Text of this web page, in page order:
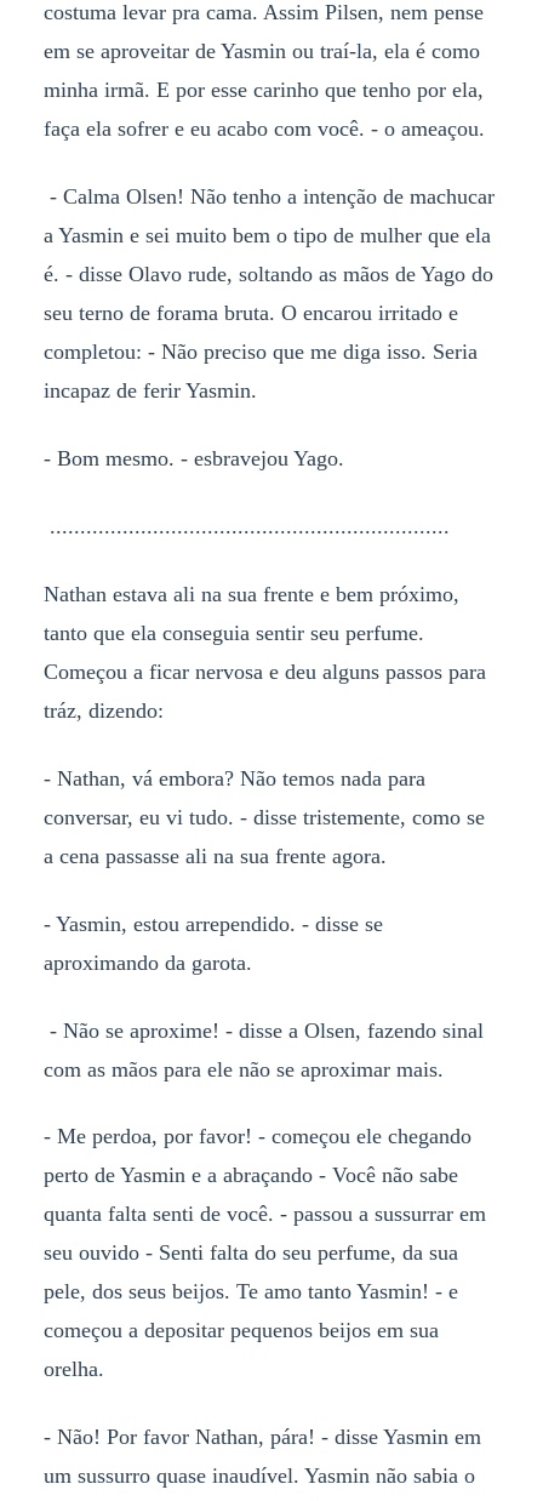
costuma levar pra cama. Assim Pilsen, nem pense
em se aproveitar de Yasmin ou traí-la, ela é como
minha irmã. E por esse carinho que tenho por ela,
faça ela sofrer e eu acabo com você. - o ameaçou.
- Calma Olsen! Não tenho a intenção de machucar
a Yasmin e sei muito bem o tipo de mulher que ela
é. - disse Olavo rude, soltando as mãos de Yago do
seu terno de forama bruta. O encarou irritado e
completou: - Não preciso que me diga isso. Seria
incapaz de ferir Yasmin.
- Bom mesmo. - esbravejou Yago.
..................................................................
Nathan estava ali na sua frente e bem próximo,
tanto que ela conseguia sentir seu perfume.
Começou a ficar nervosa e deu alguns passos para
tráz, dizendo:
- Nathan, vá embora? Não temos nada para
conversar, eu vi tudo. - disse tristemente, como se
a cena passasse ali na sua frente agora.
- Yasmin, estou arrependido. - disse se
aproximando da garota.
- Não se aproxime! - disse a Olsen, fazendo sinal
com as mãos para ele não se aproximar mais.
- Me perdoa, por favor! - começou ele chegando
perto de Yasmin e a abraçando - Você não sabe
quanta falta senti de você. - passou a sussurrar em
seu ouvido - Senti falta do seu perfume, da sua
pele, dos seus beijos. Te amo tanto Yasmin! - e
começou a depositar pequenos beijos em sua
orelha.
- Não! Por favor Nathan, pára! - disse Yasmin em
um sussurro quase inaudível. Yasmin não sabia o